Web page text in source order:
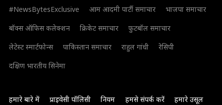
#NewsBytesExclusive
आम आदमी पार्टी समाचार
भाजपा समाचार
बॉक्स ऑफिस कलेक्शन
क्रिकेट समाचार
फुटबॉल समाचार
लेटेस्ट स्मार्टफोन्स
पाकिस्तान समाचार राहुल गांधी
रेसिपी
दक्षिण भारतीय सिनेमा
हमारे बारे में प्राइवेसी पॉलिसी नियम हमसे संपर्क करें हमारे उसूल